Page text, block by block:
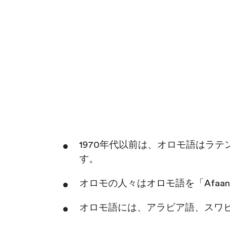
1970年代以前は、オロモ語はラテ
す。
オロモの人々はオロモ語を「
オロモ語には、アラビア語、ス